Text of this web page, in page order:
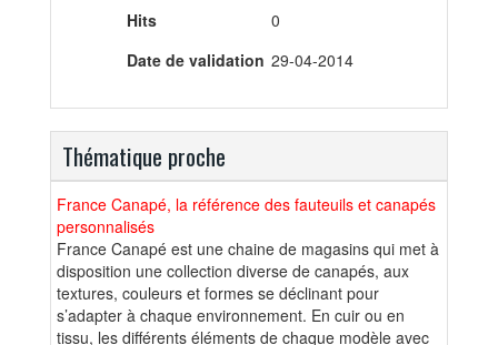
Hits
0
Date de validation 29-04-2014
Thématique proche
France Canapé, la référence des fauteuils et canapés
personnalisés
France Canapé est une chaine de magasins qui met à
disposition une collection diverse de canapés, aux
textures, couleurs et formes se déclinant pour
s’adapter à chaque environnement. En cuir ou en
tissu, les différents éléments de chaque modèle avec